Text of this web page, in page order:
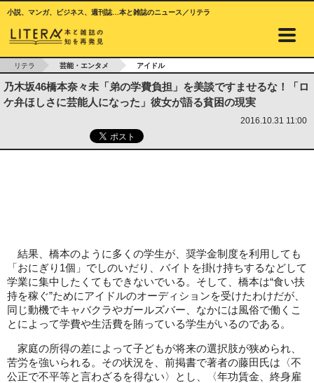
小説、マンガ、ビジネス、週刊誌…本と雑誌のニュース／リテラ
リテラ 芸能・エンタメ アイドル
乃木坂46橋本奈々未「弟の学費負担」を美談ですませるな！「ロ
ケ弁ほしさに芸能人になった」彼女が語る貧困の現実
2016.10.31 11:00
結果、橋本のように多くの学生が、奨学金制度を利用しても
「おにぎり1個」でしのいだり、バイトを掛け持ちするなどして
学業に集中したくてもできないでいる。そして、橋本は“食い扶
持を稼ぐ”ためにアイドルのオーディションを受けたわけだが、
同じ動機でキャバクラやガールズバー、なかには風俗で働くこ
とによって学費や生活費を賄っている学生がいるのである。
家庭の所得の差によって子どもが将来の選択肢が狭められ、
苦労を強いられる。その状況を、前掲書で著者の藤田氏は〈不
公正で不平等と言わざるを得ない〉とし、〈年功賃金、終身雇